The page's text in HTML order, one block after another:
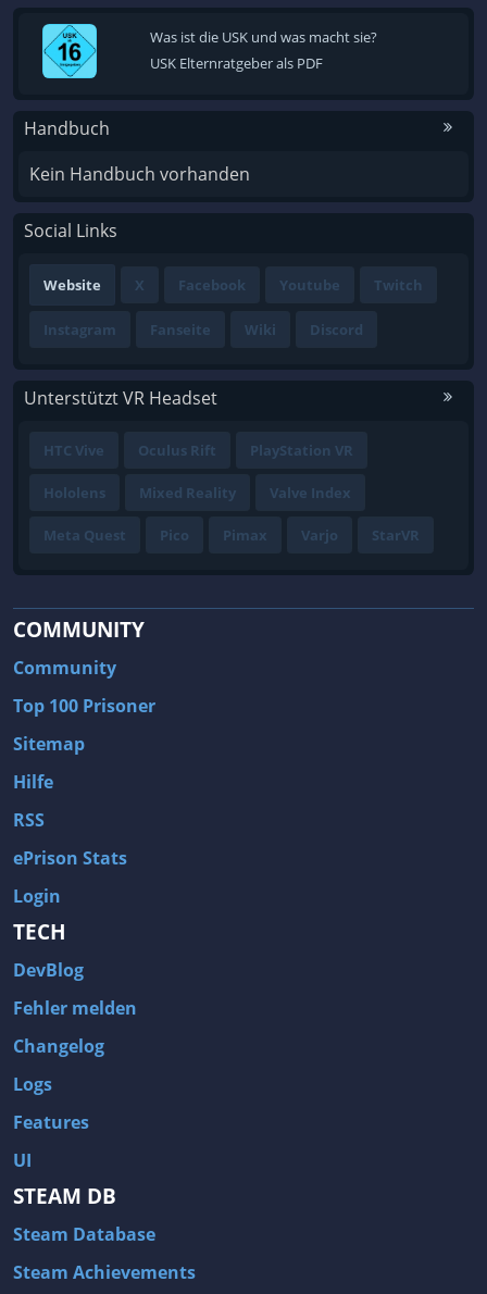
Was ist die USK und was macht sie?
USK Elternratgeber als PDF
Handbuch
Kein Handbuch vorhanden
Social Links
Website X Facebook Youtube Twitch
Instagram Fanseite Wiki Discord
Unterstützt VR Headset
HTC Vive Oculus Rift PlayStation VR
Hololens Mixed Reality Valve Index
Meta Quest Pico Pimax Varjo StarVR
COMMUNITY
Community
Top 100 Prisoner
Sitemap
Hilfe
RSS
ePrison Stats
Login
TECH
DevBlog
Fehler melden
Changelog
Logs
Features
UI
STEAM DB
Steam Database
Steam Achievements